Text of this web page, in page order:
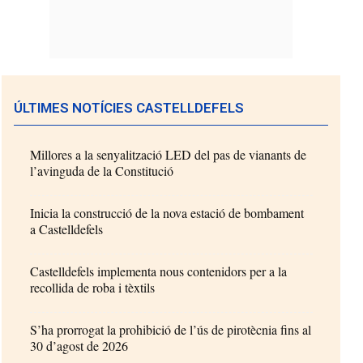
ÚLTIMES NOTÍCIES CASTELLDEFELS
Millores a la senyalització LED del pas de vianants de
l’avinguda de la Constitució
Inicia la construcció de la nova estació de bombament
a Castelldefels
Castelldefels implementa nous contenidors per a la
recollida de roba i tèxtils
S’ha prorrogat la prohibició de l’ús de pirotècnia fins al
30 d’agost de 2026